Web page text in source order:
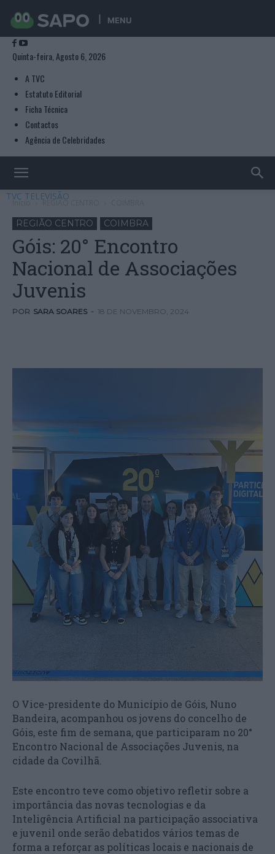
MENU
Quinta-feira, Agosto 6, 2026
A TVC
Estatuto Editorial
Ficha Técnica
Contactos
Agência de Celebridades
TVC TELEVISÃO
Início REGIÃO CENTRO
REGIÃO CENTRO COIMBRA
Góis: 20° Encontro
Nacional de Associações
Juvenis
POR SARA SOARES - 18 DE NOVEMBRO, 2024
O Vice-presidente do Município de Góis, Nuno
Bandeira, acompanhou os jovens do concelho de
Góis, este fim de semana, que participaram no 20°
Encontro Nacional de Associações Juvenis, na
cidade da Covilhã.
Este encontro teve como objetivo refletir sobre a
importância das novas tecnologias e da
Inteligência Artificial na participação associativa
e juvenil onde serão debatidos vários temas de
forma a reforçar as políticas locais e nacionais de